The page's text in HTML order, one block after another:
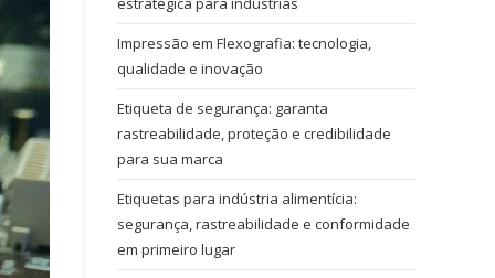
Impressão em Flexografia: tecnologia,
qualidade e inovação
Etiqueta de segurança: garanta
rastreabilidade, proteção e credibilidade
para sua marca
Etiquetas para indústria alimentícia:
segurança, rastreabilidade e conformidade
em primeiro lugar